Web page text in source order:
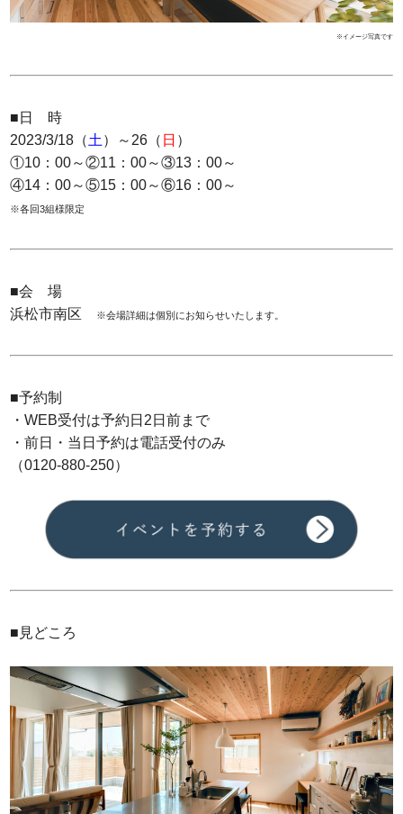
※イメージ写真です
■日 時
2023/3/18（土 ）～26（ 日 ）
①10：00～②11：00～③13：00～
④14：00～⑤15：00～⑥16：00～
※各回3組様限定
■会 場
浜松市南区
※会場詳細は個別にお知らせいたします。
■予約制
・WEB受付は予約日2日前まで
・前日・当日予約は電話受付のみ
（0120-880-250）
■見どころ